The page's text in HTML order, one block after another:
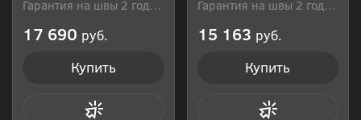
Гарантия на швы 2 года
17 690 руб.
Купить
Гарантия на швы 2 года
15 163 руб.
Купить